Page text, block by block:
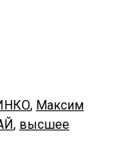
, Максим
, высшее